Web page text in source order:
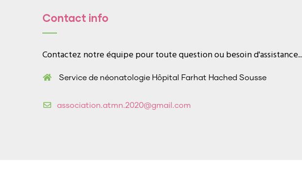
Contact info
Contactez notre équipe pour toute question ou besoin d'assistance..
Service de néonatologie Hôpital Farhat Hached Sousse
association.atmn.2020@gmail.com